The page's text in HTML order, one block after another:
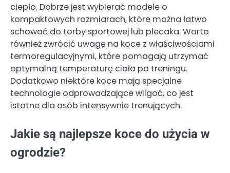
ciepło. Dobrze jest wybierać modele o
kompaktowych rozmiarach, które można łatwo
schować do torby sportowej lub plecaka. Warto
również zwrócić uwagę na koce z właściwościami
termoregulacyjnymi, które pomagają utrzymać
optymalną temperaturę ciała po treningu.
Dodatkowo niektóre koce mają specjalne
technologie odprowadzające wilgoć, co jest
istotne dla osób intensywnie trenujących.
Jakie są najlepsze koce do użycia w
ogrodzie?